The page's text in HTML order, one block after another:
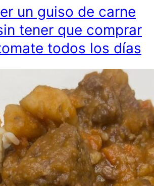
un guiso de carne
tener que comprar
todos los días